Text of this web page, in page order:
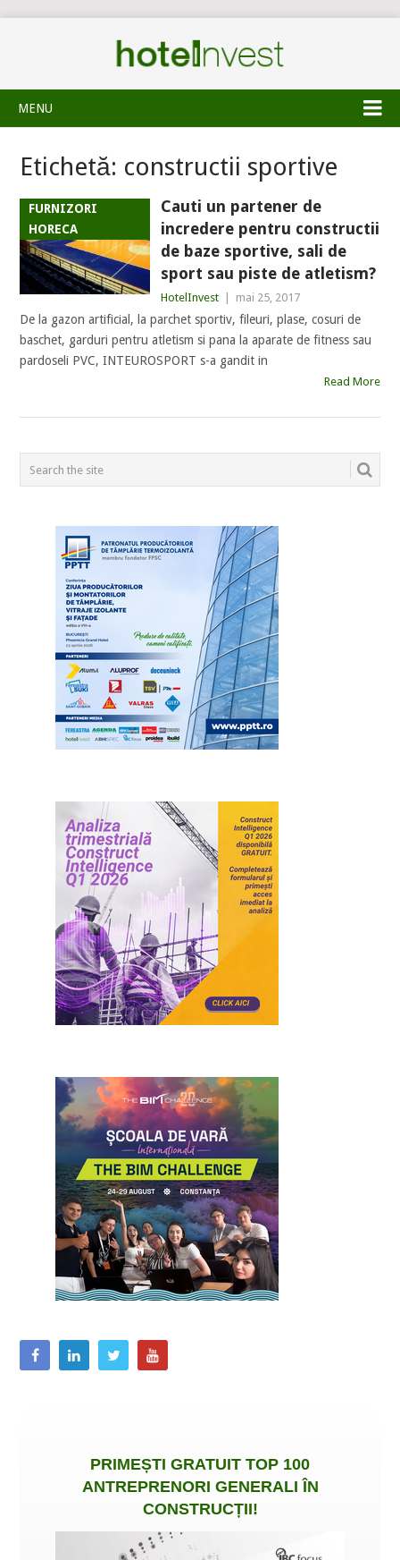
MENU
Etichetă: constructii sportive
FURNIZORI
HORECA
Cauti un partener de
incredere pentru constructii
de baze sportive, sali de
sport sau piste de atletism?
HotelInvest mai 25, 2017
De la gazon artificial, la parchet sportiv, fileuri, plase, cosuri de
baschet, garduri pentru atletism si pana la aparate de fitness sau
pardoseli PVC, INTEUROSPORT s-a gandit in
Read More
POSTS
NAVIGATION
PRIMEȘTI GRATUIT TOP 100
ANTREPRENORI GENERALI ÎN
CONSTRUCȚII!